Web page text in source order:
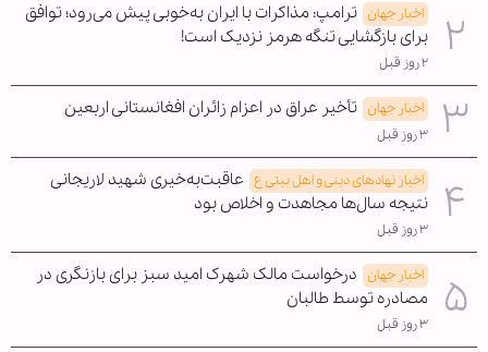
اخبار جهان ترامپ: مذاکرات با ایران به‌خوبی پیش می‌رود؛ توافق
برای بازگشایی تنگه هرمز نزدیک است!
۲ روز قبل
اخبار جهان تأخیر عراق در اعزام زائران افغانستانی اربعین
۳ روز قبل
اخبار نهادهای دینی و اهل بیتی ع عاقبت‌به‌خیری شهید لاریجانی
نتیجه سال‌ها مجاهدت و اخلاص بود
۳ روز قبل
اخبار جهان درخواست مالک شهرک امید سبز برای بازنگری در
مصادره توسط طالبان
۳ روز قبل